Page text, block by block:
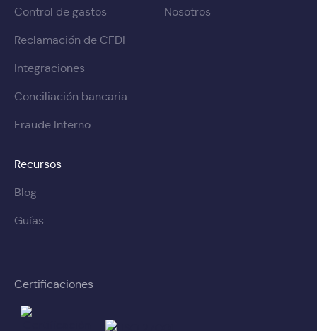
Control de gastos
Reclamación de CFDI
Integraciones
Conciliación bancaria
Fraude Interno
Nosotros
Recursos
Blog
Guías
Certificaciones